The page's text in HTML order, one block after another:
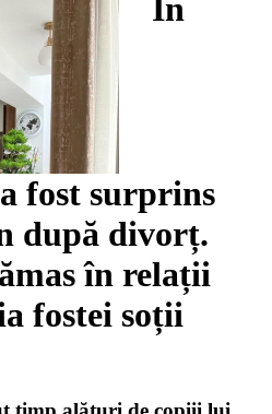
În
fost surprins
după divorț.
în relații
fostei soții